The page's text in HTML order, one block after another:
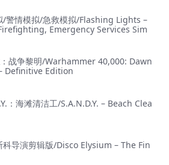
/警情模拟/急救模拟/Flashing Lights –
Emergency Services Sim
战争黎明/Warhammer 40,000: Dawn
Definitive Edition
：海滩清洁工/S.A.N.D.Y. – Beach Clea
科导演剪辑版/Disco Elysium – The Fin